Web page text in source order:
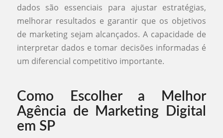
dados são essenciais para ajustar estratégias,
melhorar resultados e garantir que os objetivos
de marketing sejam alcançados. A capacidade de
interpretar dados e tomar decisões informadas é
um diferencial competitivo importante.
Como Escolher a Melhor
Agência de Marketing Digital
em SP